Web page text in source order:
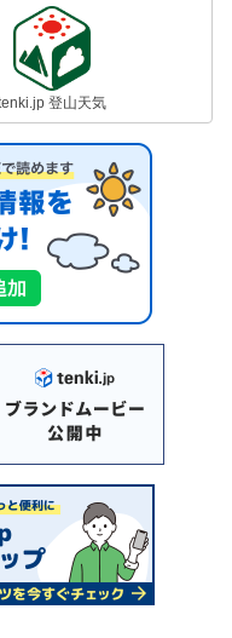
登山天気